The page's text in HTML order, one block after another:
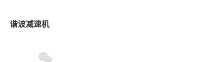
谐波减速机